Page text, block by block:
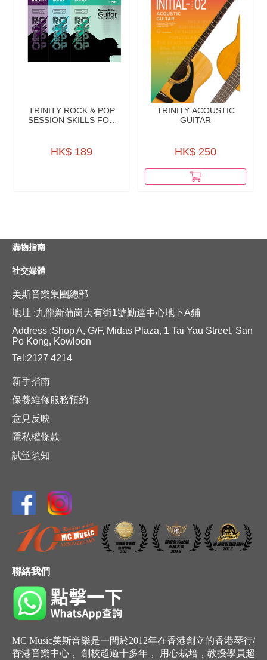
TRINITY ROCK & POP
SESSION SKILLS FOR
HK$ 189
TRINITY ACOUSTIC
GUITAR
HK$ 250
購物指南
社交媒體
美斯音樂集團總部
地址 :九龍新蒲崗大有街1號勤達中心地下A鋪
Address :Shop A, G/F, Midas Plaza, 1 Tai Yau Street, San
Po Kong, Kowloon
Tel:2127 4214
新手指南
保養維修服務預約
意見反映
隱私權條款
試堂須知
聯絡我們
MC Music美斯音樂是一間於2012年在香港創立的香港琴行/
香港音樂中心， 創校超過十多年， 用心栽培，教授學員超